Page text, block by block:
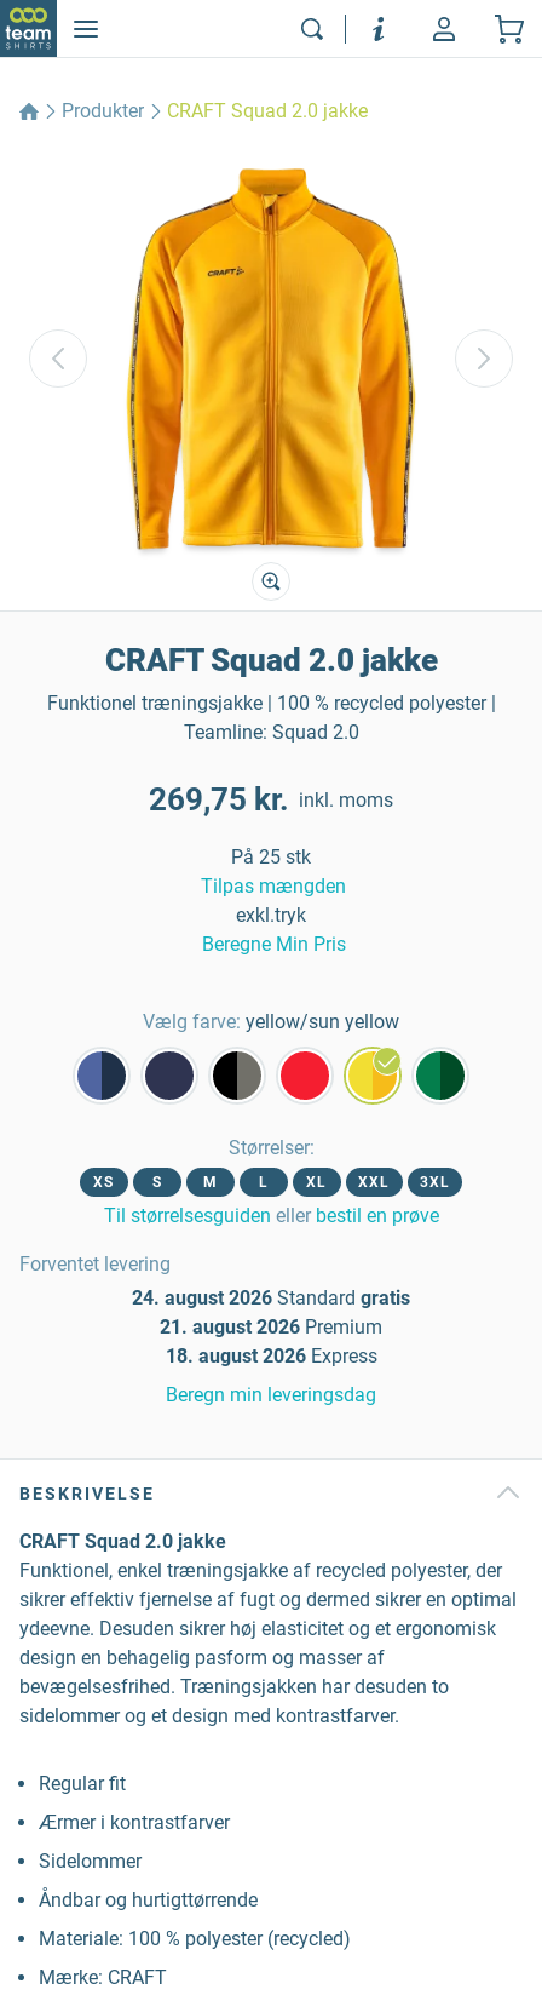
Produkter CRAFT Squad 2.0 jakke
CRAFT Squad 2.0 jakke
Funktionel træningsjakke | 100 % recycled polyester |
Teamline: Squad 2.0
269,75 kr. inkl. moms
På 25 stk
Tilpas mængden
exkl.tryk
Beregne Min Pris
Vælg farve: yellow/sun yellow
Størrelser:
XS S M L XL XXL 3XL
Til størrelsesguiden eller bestil en prøve
Forventet levering
24. august 2026 Standard gratis
21. august 2026 Premium
18. august 2026 Express
Beregn min leveringsdag
BESKRIVELSE
CRAFT Squad 2.0 jakke
Funktionel, enkel træningsjakke af recycled polyester, der
sikrer effektiv fjernelse af fugt og dermed sikrer en optimal
ydeevne. Desuden sikrer høj elasticitet og et ergonomisk
design en behagelig pasform og masser af
bevægelsesfrihed. Træningsjakken har desuden to
sidelommer og et design med kontrastfarver.
Regular fit
Ærmer i kontrastfarver
Sidelommer
Åndbar og hurtigttørrende
Materiale: 100 % polyester (recycled)
Mærke: CRAFT